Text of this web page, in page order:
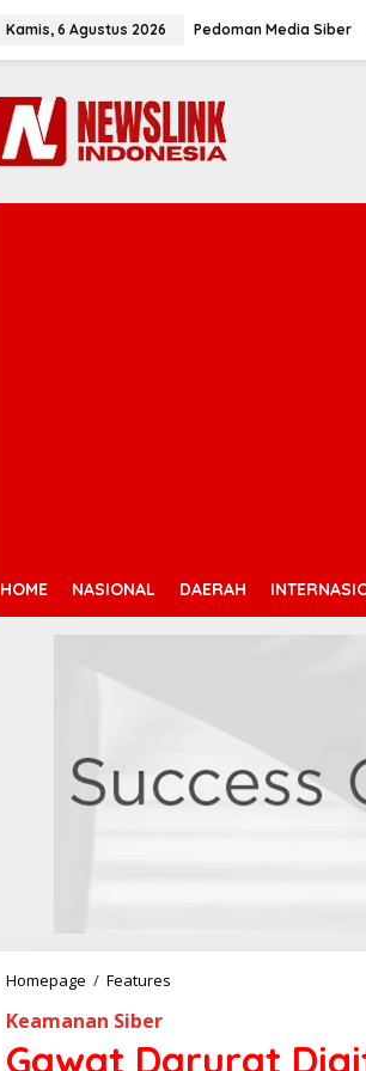
Kamis, 6 Agustus 2026 Pedoman Media Siber
HOME NASIONAL DAERAH
Homepage / Features
t
Keamanan Siber
Gawat Darurat